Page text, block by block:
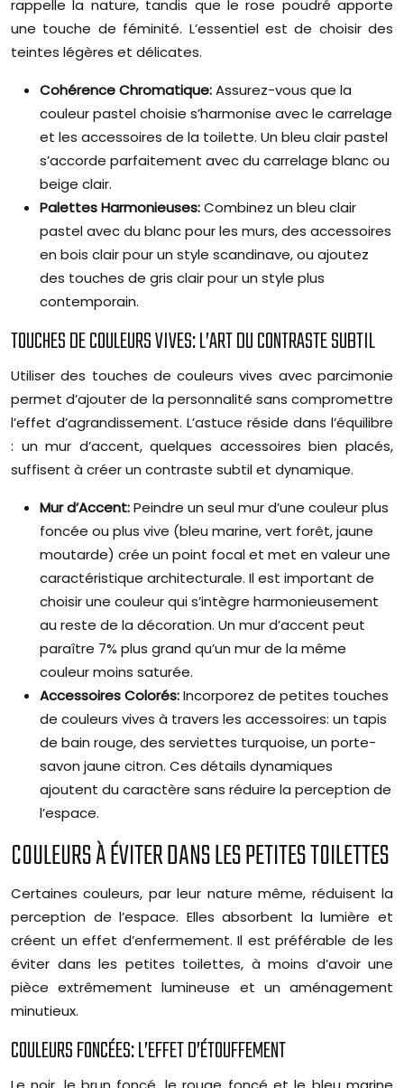
rappelle la nature, tandis que le rose poudré apporte
une touche de féminité. L’essentiel est de choisir des
teintes légères et délicates.
Cohérence Chromatique:Assurez-vous que la
couleur pastel choisie s’harmonise avec le carrelage
et les accessoires de la toilette. Un bleu clair pastel
s’accorde parfaitement avec du carrelage blanc ou
beige clair.
Palettes Harmonieuses:Combinez un bleu clair
pastel avec du blanc pour les murs, des accessoires
en bois clair pour un style scandinave, ou ajoutez
des touches de gris clair pour un style plus
contemporain.
TOUCHES DE COULEURS VIVES: L’ART DU CONTRASTE SUBTIL
Utiliser des touches de couleurs vives avec parcimonie
permet d’ajouter de la personnalité sans compromettre
l’effet d’agrandissement. L’astuce réside dans l’équilibre
: un mur d’accent, quelques accessoires bien placés,
suffisent à créer un contraste subtil et dynamique.
Mur d’Accent:Peindre un seul mur d’une couleur plus
foncée ou plus vive (bleu marine, vert forêt, jaune
moutarde) crée un point focal et met en valeur une
caractéristique architecturale. Il est important de
choisir une couleur qui s’intègre harmonieusement
au reste de la décoration. Un mur d’accent peut
paraître 7% plus grand qu’un mur de la même
couleur moins saturée.
Accessoires Colorés:Incorporez de petites touches
de couleurs vives à travers les accessoires: un tapis
de bain rouge, des serviettes turquoise, un porte-
savon jaune citron. Ces détails dynamiques
ajoutent du caractère sans réduire la perception de
l’espace.
COULEURS À ÉVITER DANS LES PETITES TOILETTES
Certaines couleurs, par leur nature même, réduisent la
perception de l’espace. Elles absorbent la lumière et
créent un effet d’enfermement. Il est préférable de les
éviter dans les petites toilettes, à moins d’avoir une
pièce extrêmement lumineuse et un aménagement
minutieux.
COULEURS FONCÉES: L’EFFET D’ÉTOUFFEMENT